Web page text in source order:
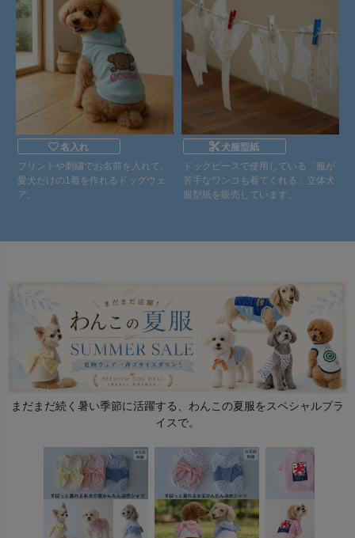
名入れ
プリントや刺繍でお名前を入れて、
愛犬だけの1着を作れるドッグウェ
ア。
犬服型紙
ドッグピースで使用している「服が
苦手なワンコも着てくれる」立体犬
服型紙を販売しています。
まだまだ続く暑い季節に活躍する、わんこの夏服をスペシャルプラ
イスで。